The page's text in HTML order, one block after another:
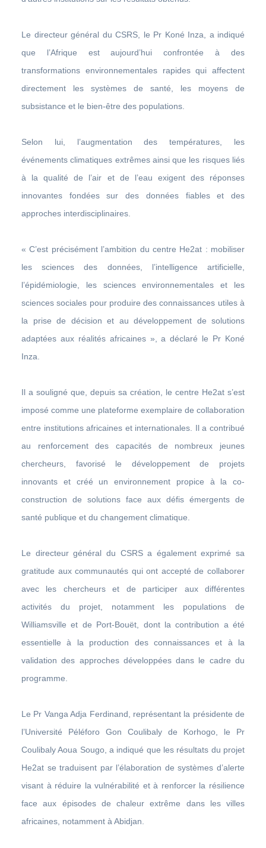
Le directeur général du CSRS, le Pr Koné Inza, a indiqué
que l’Afrique est aujourd’hui confrontée à des
transformations environnementales rapides qui affectent
directement les systèmes de santé, les moyens de
subsistance et le bien-être des populations.
Selon lui, l’augmentation des températures, les
événements climatiques extrêmes ainsi que les risques liés
à la qualité de l’air et de l’eau exigent des réponses
innovantes fondées sur des données fiables et des
approches interdisciplinaires.
« C’est précisément l’ambition du centre He2at : mobiliser
les sciences des données, l’intelligence artificielle,
l’épidémiologie, les sciences environnementales et les
sciences sociales pour produire des connaissances utiles à
la prise de décision et au développement de solutions
adaptées aux réalités africaines », a déclaré le Pr Koné
Inza.
Il a souligné que, depuis sa création, le centre He2at s’est
imposé comme une plateforme exemplaire de collaboration
entre institutions africaines et internationales. Il a contribué
au renforcement des capacités de nombreux jeunes
chercheurs, favorisé le développement de projets
innovants et créé un environnement propice à la co-
construction de solutions face aux défis émergents de
santé publique et du changement climatique.
Le directeur général du CSRS a également exprimé sa
gratitude aux communautés qui ont accepté de collaborer
avec les chercheurs et de participer aux différentes
activités du projet, notamment les populations de
Williamsville et de Port-Bouët, dont la contribution a été
essentielle à la production des connaissances et à la
validation des approches développées dans le cadre du
programme.
Le Pr Vanga Adja Ferdinand, représentant la présidente de
l’Université Péléforo Gon Coulibaly de Korhogo, le Pr
Coulibaly Aoua Sougo, a indiqué que les résultats du projet
He2at se traduisent par l’élaboration de systèmes d’alerte
visant à réduire la vulnérabilité et à renforcer la résilience
face aux épisodes de chaleur extrême dans les villes
africaines, notamment à Abidjan.